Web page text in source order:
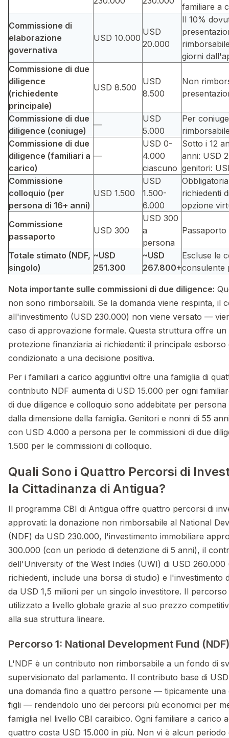
familiare a
Commissione di
elaborazione
governativa
USD 10.000
USD
20.000
Il 10%
giorni
Commissione di due
diligence
(richiedente
principale)
USD 8.500
USD
8.500
Non
Commissione di due
diligence (coniuge)
—
USD
5.000
Per
Commissione di due
diligence (familiari a
carico)
—
USD 0-
4.000
ciascuno
Sotto i 12
anni: USD
genitori:
Commissione
colloquio (per
persona di 16+ anni)
USD 1.500
USD
1.500-
6.000
richiedenti
opzione
Commissione
passaporto
USD 300
USD 300
a
persona
Totale stimato (NDF,
singolo)
~USD
251.300
~USD
267.800+
Escluse le
consulente
Nota importante sulle commissioni di due diligence:
non sono rimborsabili. Se la domanda viene respinta, il
all'investimento (USD 230.000) non viene versato —
caso di approvazione formale. Questa struttura offre un
protezione finanziaria ai richiedenti: il principale esborso
condizionato a una decisione positiva.
Per i familiari a carico aggiuntivi oltre una famiglia di
contributo NDF aumenta di USD 15.000 per ogni
di due diligence e colloquio sono addebitate per
dalla dimensione della famiglia. Genitori e nonni di 55
con USD 4.000 a persona per le commissioni di due
1.500 per le commissioni di colloquio.
Quali Sono i Quattro Percorsi di
la Cittadinanza di Antigua?
Il programma CBI di Antigua offre quattro percorsi di
approvati: la donazione non rimborsabile al National
(NDF) da USD 230.000, l'investimento immobiliare
300.000 (con un periodo di detenzione di 5 anni), il
dell'University of the West Indies (UWI) di USD 260.000
richiedenti, include una borsa di studio) e l'investimento
da USD 1,5 milioni per un singolo investitore. Il
utilizzato a livello globale grazie al suo prezzo
alla sua struttura lineare.
Percorso 1: National Development Fund (NDF)
L'NDF è un contributo non rimborsabile a un fondo di
supervisionato dal parlamento. Il contributo base di
una domanda fino a quattro persone — tipicamente una
figli — rendendolo uno dei percorsi più economici per
famiglia nel livello CBI caraibico. Ogni familiare a carico
quattro costa USD 15.000 in più. Non vi è alcun periodo